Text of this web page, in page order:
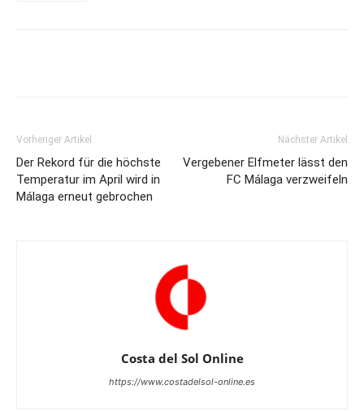
Vorheriger Artikel
Der Rekord für die höchste
Temperatur im April wird in
Málaga erneut gebrochen
Nächster Artikel
Vergebener Elfmeter lässt den
FC Málaga verzweifeln
Costa del Sol Online
https://www.costadelsol-online.es